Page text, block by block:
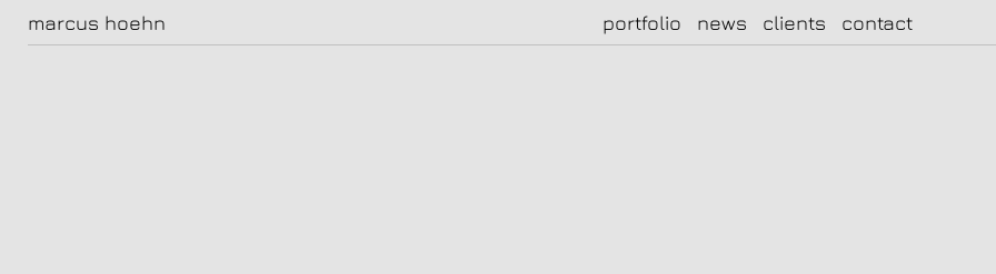
marcus hoehn portfolio news clients contact
|